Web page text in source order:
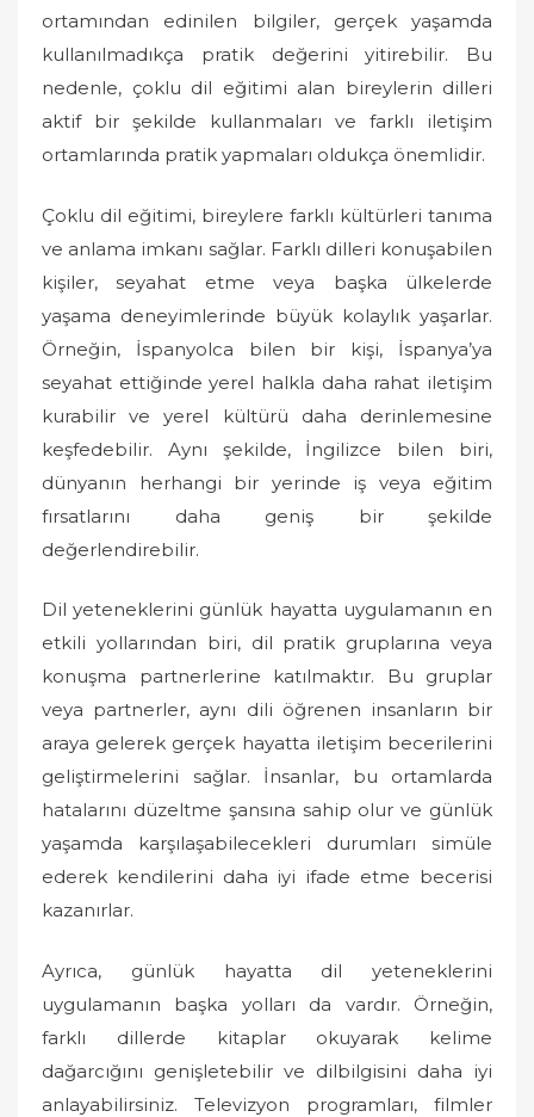
ortamından edinilen bilgiler, gerçek yaşamda
kullanılmadıkça pratik değerini yitirebilir. Bu
nedenle, çoklu dil eğitimi alan bireylerin dilleri
aktif bir şekilde kullanmaları ve farklı iletişim
ortamlarında pratik yapmaları oldukça önemlidir.
Çoklu dil eğitimi, bireylere farklı kültürleri tanıma
ve anlama imkanı sağlar. Farklı dilleri konuşabilen
kişiler, seyahat etme veya başka ülkelerde
yaşama deneyimlerinde büyük kolaylık yaşarlar.
Örneğin, İspanyolca bilen bir kişi, İspanya’ya
seyahat ettiğinde yerel halkla daha rahat iletişim
kurabilir ve yerel kültürü daha derinlemesine
keşfedebilir. Aynı şekilde, İngilizce bilen biri,
dünyanın herhangi bir yerinde iş veya eğitim
fırsatlarını daha geniş bir şekilde
değerlendirebilir.
Dil yeteneklerini günlük hayatta uygulamanın en
etkili yollarından biri, dil pratik gruplarına veya
konuşma partnerlerine katılmaktır. Bu gruplar
veya partnerler, aynı dili öğrenen insanların bir
araya gelerek gerçek hayatta iletişim becerilerini
geliştirmelerini sağlar. İnsanlar, bu ortamlarda
hatalarını düzeltme şansına sahip olur ve günlük
yaşamda karşılaşabilecekleri durumları simüle
ederek kendilerini daha iyi ifade etme becerisi
kazanırlar.
Ayrıca, günlük hayatta dil yeteneklerini
uygulamanın başka yolları da vardır. Örneğin,
farklı dillerde kitaplar okuyarak kelime
dağarcığını genişletebilir ve dilbilgisini daha iyi
anlayabilirsiniz. Televizyon programları, filmler